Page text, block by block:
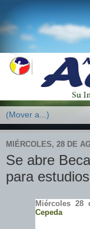
MIÉRCOLES, 28 DE
Se abre
para
Miércoles 28
Cepeda